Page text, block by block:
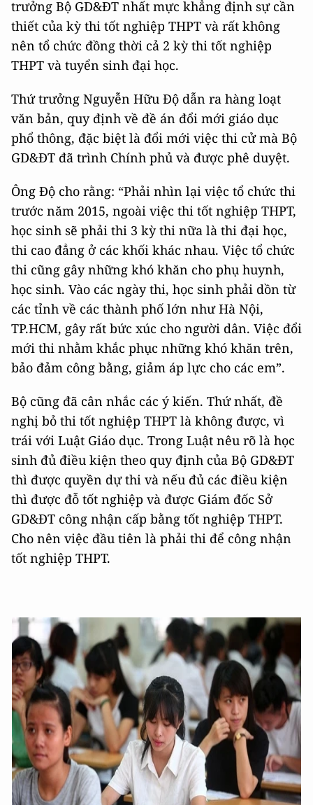
trưởng Bộ GD&ĐT nhất mực khẳng định sự cần
thiết của kỳ thi tốt nghiệp THPT và rất không
nên tổ chức đồng thời cả 2 kỳ thi tốt nghiệp
THPT và tuyển sinh đại học.
Thứ trưởng Nguyễn Hữu Độ dẫn ra hàng loạt
văn bản, quy định về đề án đổi mới giáo dục
phổ thông, đặc biệt là đổi mới việc thi cử mà Bộ
GD&ĐT đã trình Chính phủ và được phê duyệt.
Ông Độ cho rằng: “Phải nhìn lại việc tổ chức thi
trước năm 2015, ngoài việc thi tốt nghiệp THPT,
học sinh sẽ phải thi 3 kỳ thi nữa là thi đại học,
thi cao đẳng ở các khối khác nhau. Việc tổ chức
thi cũng gây những khó khăn cho phụ huynh,
học sinh. Vào các ngày thi, học sinh phải dồn từ
các tỉnh về các thành phố lớn như Hà Nội,
TP.HCM, gây rất bức xúc cho người dân. Việc đổi
mới thi nhằm khắc phục những khó khăn trên,
bảo đảm công bằng, giảm áp lực cho các em”.
Bộ cũng đã cân nhắc các ý kiến. Thứ nhất, đề
nghị bỏ thi tốt nghiệp THPT là không được, vì
trái với Luật Giáo dục. Trong Luật nêu rõ là học
sinh đủ điều kiện theo quy định của Bộ GD&ĐT
thì được quyền dự thi và nếu đủ các điều kiện
thì được đỗ tốt nghiệp và được Giám đốc Sở
GD&ĐT công nhận cấp bằng tốt nghiệp THPT.
Cho nên việc đầu tiên là phải thi để công nhận
tốt nghiệp THPT.